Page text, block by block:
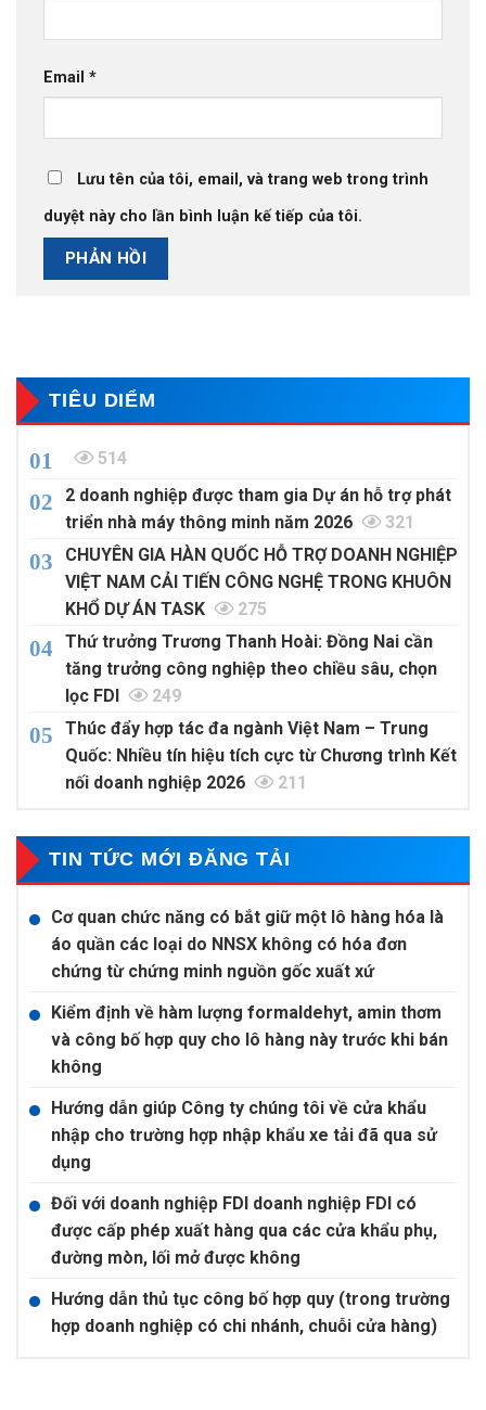
Email *
Lưu tên của tôi, email, và trang web trong trình
duyệt này cho lần bình luận kế tiếp của tôi.
TIÊU DIỂM
514
2 doanh nghiệp được tham gia Dự án hỗ trợ phát
triển nhà máy thông minh năm 2026
321
CHUYÊN GIA HÀN QUỐC HỖ TRỢ DOANH NGHIỆP
VIỆT NAM CẢI TIẾN CÔNG NGHỆ TRONG KHUÔN
KHỔ DỰ ÁN TASK
275
Thứ trưởng Trương Thanh Hoài: Đồng Nai cần
tăng trưởng công nghiệp theo chiều sâu, chọn
lọc FDI
249
Thúc đẩy hợp tác đa ngành Việt Nam – Trung
Quốc: Nhiều tín hiệu tích cực từ Chương trình Kết
nối doanh nghiệp 2026
211
TIN TỨC MỚI ĐĂNG TẢI
Cơ quan chức năng có bắt giữ một lô hàng hóa là
áo quần các loại do NNSX không có hóa đơn
chứng từ chứng minh nguồn gốc xuất xứ
Kiểm định về hàm lượng formaldehyt, amin thơm
và công bố hợp quy cho lô hàng này trước khi bán
không
Hướng dẫn giúp Công ty chúng tôi về cửa khẩu
nhập cho trường hợp nhập khẩu xe tải đã qua sử
dụng
Đối với doanh nghiệp FDI doanh nghiệp FDI có
được cấp phép xuất hàng qua các cửa khẩu phụ,
đường mòn, lối mở được không
Hướng dẫn thủ tục công bố hợp quy (trong trường
hợp doanh nghiệp có chi nhánh, chuỗi cửa hàng)